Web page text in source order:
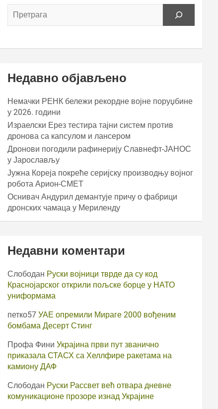
Недавно објављено
Немачки РЕНК бележи рекордне војне поруџбине
у 2026. години
Израелски Ерез тестира тајни систем против
дронова са капсулом и лансером
Дронови погодили рафинерију Славнефт-ЈАНОС
у Јарослављу
Јужна Кореја покреће серијску производњу војног
робота Арион-СМЕТ
Оснивач Андурил демантује причу о фабрици
дронских чамаца у Мериленду
Недавни коментари
Слободан Руски војници тврде да су код
Краснојарског открили пољске борце у НАТО
униформама
петко57 УАЕ опремили Мираге 2000 вођеним
бомбама Десерт Стинг
Профа Фини Украјина први пут званично
приказала СТАСХ са Хеллфире ракетама на
камиону ДАФ
Слободан Руски Рассвет већ отвара дневне
комуникационе прозоре изнад Украјине